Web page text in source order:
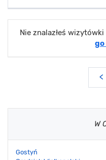
Nie znalazłeś
go
<
W
Gostyń